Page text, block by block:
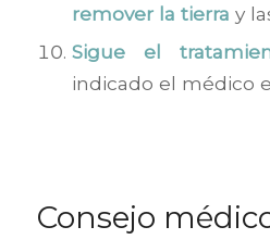
remover la tierra y
Sigue el
indicado el médico
Consejo